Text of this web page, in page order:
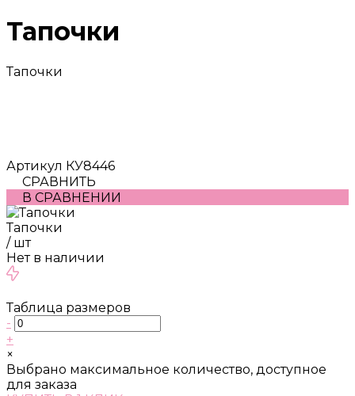
Тапочки
Тапочки
Артикул КУ8446
СРАВНИТЬ
В СРАВНЕНИИ
Тапочки
/ шт
Нет в наличии
Таблица размеров
-
+
×
Выбрано максимальное количество, доступное
для заказа